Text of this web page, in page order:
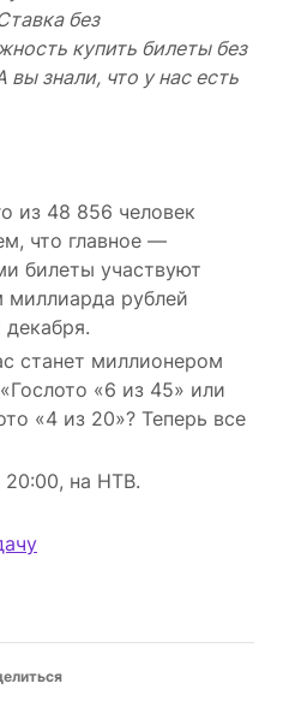
без
купить билеты без
вы знали, что у нас есть
из 48 856 человек
что главное —
билеты участвуют
рублей
станет миллионером
«6 из 45» или
«4 из 20»? Теперь все
20:00, на НТВ.